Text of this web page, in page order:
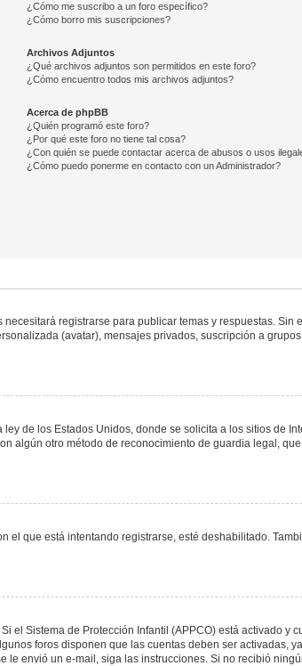
¿Cómo me suscribo a un foro específico?
¿Cómo borro mis suscripciones?
Archivos Adjuntos
¿Qué archivos adjuntos son permitidos en este foro?
¿Cómo encuentro todos mis archivos adjuntos?
Acerca de phpBB
¿Quién programó este foro?
¿Por qué este foro no tiene tal cosa?
¿Con quién se puede contactar acerca de abusos o usos
¿Cómo puedo ponerme en contacto con un Administrador?
registrarse para publicar temas y respuestas. Sin
(avatar), mensajes privados, suscripción a
de los Estados Unidos, donde se solicita a los sitios de
algún otro método de reconocimiento de guardia legal,
que está intentando registrarse, esté deshabilitado.
el Sistema de Protección Infantil (APPCO) está activado y
foros disponen que las cuentas deben ser activadas,
envió un e-mail, siga las instrucciones. Si no recibió